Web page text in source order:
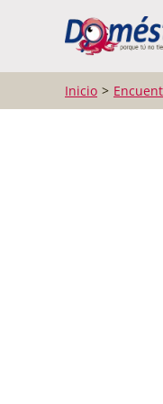
Inicio